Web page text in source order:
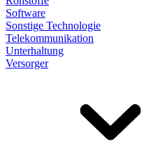
Software
Sonstige Technologie
Telekommunikation
Unterhaltung
Versorger